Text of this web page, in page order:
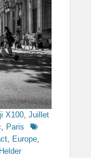
X100, Juillet
, Paris
Tags
, Europe,
Helder